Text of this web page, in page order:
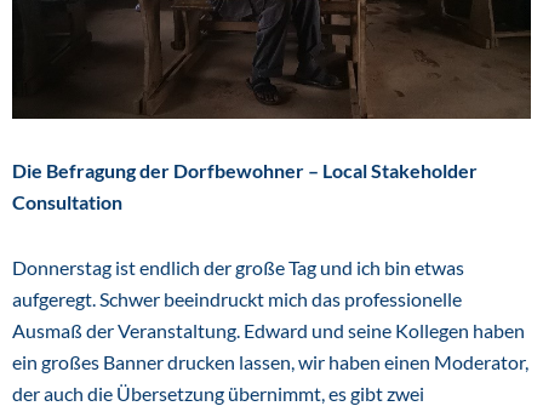
Die Befragung der Dorfbewohner – Local Stakeholder
Consultation
Donnerstag ist endlich der große Tag und ich bin etwas
aufgeregt. Schwer beeindruckt mich das professionelle
Ausmaß der Veranstaltung. Edward und seine Kollegen haben
ein großes Banner drucken lassen, wir haben einen Moderator,
der auch die Übersetzung übernimmt, es gibt zwei